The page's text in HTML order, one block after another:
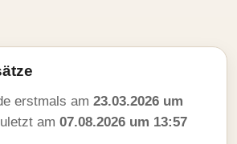
erstmals am 23.03.2026 um
am 07.08.2026 um 13:57